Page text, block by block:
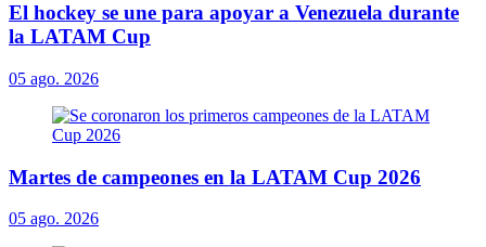
El hockey se une para apoyar a Venezuela durante
la LATAM Cup
05 ago. 2026
Martes de campeones en la LATAM Cup 2026
05 ago. 2026